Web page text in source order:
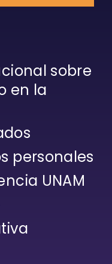
sobre
en la
personales
UNAM